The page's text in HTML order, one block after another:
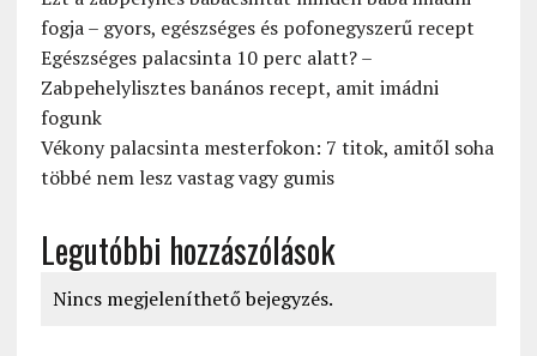
fogja – gyors, egészséges és pofonegyszerű recept
Egészséges palacsinta 10 perc alatt? –
Zabpehelylisztes banános recept, amit imádni
fogunk
Vékony palacsinta mesterfokon: 7 titok, amitől soha
többé nem lesz vastag vagy gumis
Legutóbbi hozzászólások
Nincs megjeleníthető bejegyzés.